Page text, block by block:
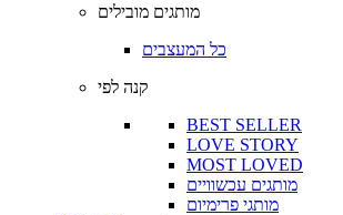
מותגים מובילים
כל המעצבים
קנה לפי
BEST SELLER
LOVE STORY
MOST LOVED
מותגים עכשוויים
מותגי פרימיום